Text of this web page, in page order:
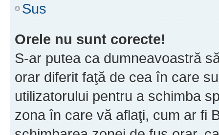
Sus
Orele nu sunt corecte!
S-ar putea ca dumneavoastră
orar diferit faţă de cea în care
utilizatorului pentru a schimba
zona în care vă aflaţi, cum ar fi